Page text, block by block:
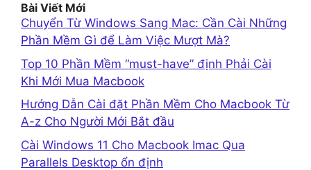
Bài Viết Mới
Chuyển Từ Windows Sang Mac: Cần Cài Những
Phần Mềm Gì để Làm Việc Mượt Mà?
Top 10 Phần Mềm “must-have” định Phải Cài
Khi Mới Mua Macbook
Hướng Dẫn Cài đặt Phần Mềm Cho Macbook Từ
A-z Cho Người Mới Bắt đầu
Cài Windows 11 Cho Macbook Imac Qua
Parallels Desktop ổn định